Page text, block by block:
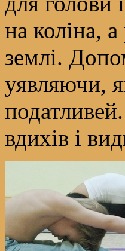
на коліна,
землі.
уявляючи,
вдихів і